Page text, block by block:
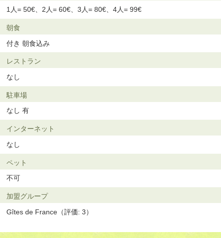
1人= 50€、2人= 60€、3人= 80€、4人= 99€
朝食
付き 朝食込み
レストラン
なし
駐車場
なし 有
インターネット
なし
ペット
不可
加盟グループ
Gîtes de France（評価: 3）